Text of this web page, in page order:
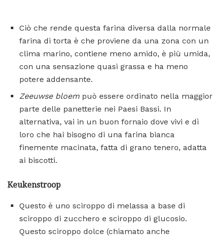
Ciò che rende questa farina diversa dalla normale
farina di torta è che proviene da una zona con un
clima marino, contiene meno amido, è più umida,
con una sensazione quasi grassa e ha meno
potere addensante.
Zeeuwse bloempuò essere ordinato nella maggior
parte delle panetterie nei Paesi Bassi. In
alternativa, vai in un buon fornaio dove vivi e dì
loro che hai bisogno di una farina bianca
finemente macinata, fatta di grano tenero, adatta
ai biscotti.
Keukenstroop
Questo è uno sciroppo di melassa a base di
sciroppo di zucchero e sciroppo di glucosio.
Questo sciroppo dolce (chiamato anche